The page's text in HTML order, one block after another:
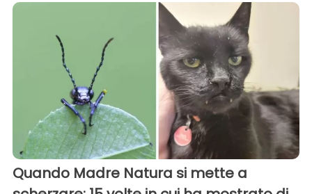
Quando Madre Natura si mette a